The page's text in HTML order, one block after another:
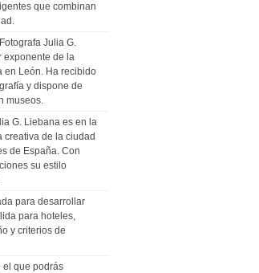
que combinan
Julia G.
exponente de la
en León. Ha recibido
y dispone de
museos.
G. Liebana es en la
creativa de la ciudad
de España. Con
su estilo
para desarrollar
para hoteles,
y criterios de
el que podrás